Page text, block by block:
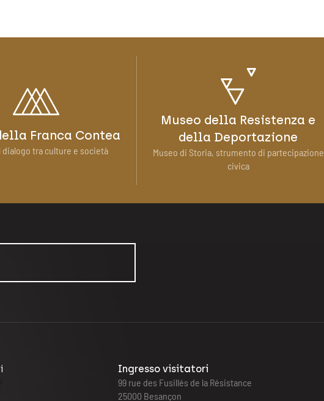
Franca Contea
tra culture e società
Museo della Resistenza e
della Deportazione
Museo di Storia, strumento di partecipazione
civica
Ingresso visitatori
99 rue des Fusillés de la Résistance
25000 Besançon